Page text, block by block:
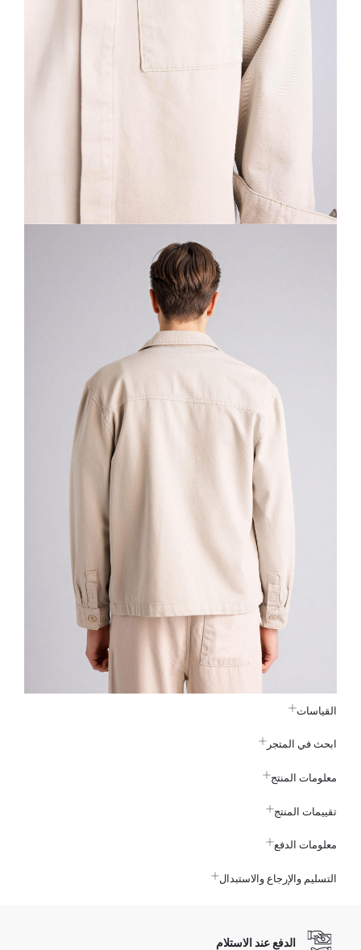
القياسات
ابحث في المتجر
معلومات المنتج
تقييمات المنتج
معلومات الدفع
التسليم والإرجاع والاستبدال
الدفع عند الاستلام